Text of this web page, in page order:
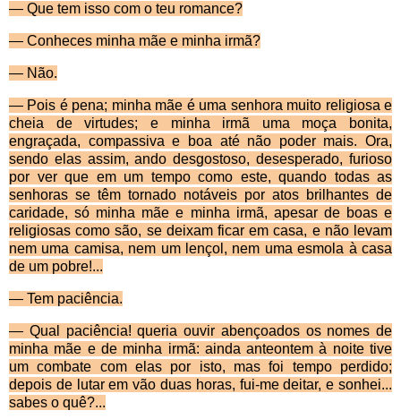
— Que tem isso com o teu romance?
— Conheces minha mãe e minha irmã?
— Não.
— Pois é pena; minha mãe é uma senhora muito religiosa e
cheia de virtudes; e minha irmã uma moça bonita,
engraçada, compassiva e boa até não poder mais. Ora,
sendo elas assim, ando desgostoso, desesperado, furioso
por ver que em um tempo como este, quando todas as
senhoras se têm tornado notáveis por atos bri­lhantes de
caridade, só minha mãe e minha irmã, apesar de boas e
religiosas como são, se deixam ficar em casa, e não levam
nem uma camisa, nem um lençol, nem uma esmola à casa
de um pobre!...
— Tem paciência.
— Qual paciência! queria ouvir abençoados os no­mes de
minha mãe e de minha irmã: ainda anteontem à noite tive
um combate com elas por isto, mas foi tempo perdido;
depois de lutar em vão duas horas, fui-me deitar, e sonhei...
sabes o quê?...